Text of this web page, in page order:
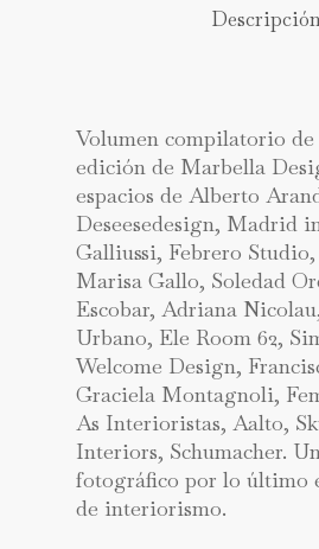
Volumen compilatorio de
edición de Marbella
espacios de Alberto
Deseesedesign, Madrid
Galliussi, Febrero
Marisa Gallo, Soledad
Escobar, Adriana
Urbano, Ele Room 62,
Welcome Design,
Graciela Montagnoli,
As Interioristas, Aalto,
Interiors, Schumacher.
fotográfico por lo último
de interiorismo.